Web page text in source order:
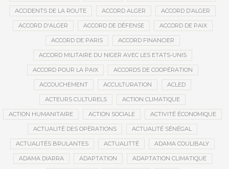
ACCIDENTS DE LA ROUTE ACCORD ALGER ACCORD D’ALGER
ACCORD D'ALGER ACCORD DE DÉFENSE ACCORD DE PAIX
ACCORD DE PARIS ACCORD FINANCIER
ACCORD MILITAIRE DU NIGER AVEC LES ETATS-UNIS
ACCORD POUR LA PAIX ACCORDS DE COOPÉRATION
ACCOUCHEMENT ACCULTURATION ACLED
ACTEURS CULTURELS ACTION CLIMATIQUE
ACTION HUMANITAIRE ACTION SOCIALE ACTIVITÉ ÉCONOMIQUE
ACTUALITÉ DES OPÉRATIONS ACTUALITÉ SÉNÉGAL
ACTUALITÉS BRULANTES ACTUALITTÉ ADAMA COULIBALY
ADAMA DIARRA ADAPTATION ADAPTATION CLIMATIQUE